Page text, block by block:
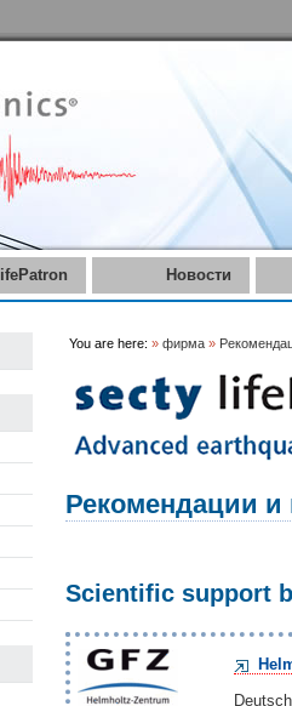
lifePatron Новости
You are here: » фирма »
Рекомендации и
Scientific support